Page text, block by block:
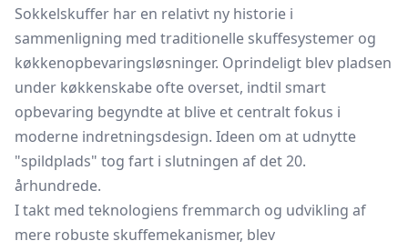
Sokkelskuffer har en relativt ny historie i
sammenligning med traditionelle skuffesystemer og
køkkenopbevaringsløsninger. Oprindeligt blev pladsen
under køkkenskabe ofte overset, indtil smart
opbevaring begyndte at blive et centralt fokus i
moderne indretningsdesign. Ideen om at udnytte
"spildplads" tog fart i slutningen af det 20.
århundrede.
I takt med teknologiens fremmarch og udvikling af
mere robuste skuffemekanismer, blev